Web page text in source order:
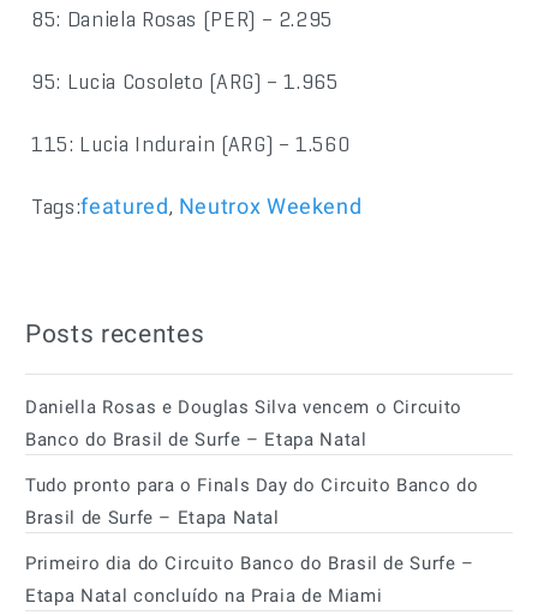
85: Daniela Rosas (PER) – 2.295
95: Lucia Cosoleto (ARG) – 1.965
115: Lucia Indurain (ARG) – 1.560
Tags:featured, Neutrox Weekend
Posts recentes
Daniella Rosas e Douglas Silva vencem o Circuito
Banco do Brasil de Surfe – Etapa Natal
Tudo pronto para o Finals Day do Circuito Banco do
Brasil de Surfe – Etapa Natal
Primeiro dia do Circuito Banco do Brasil de Surfe –
Etapa Natal concluído na Praia de Miami